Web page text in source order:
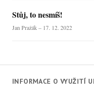
Stůj, to nesmíš!
Jan Pražák – 17. 12. 2022
INFORMACE O VYUŽITÍ